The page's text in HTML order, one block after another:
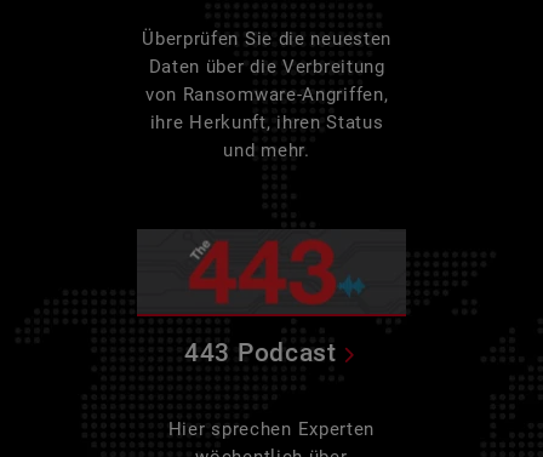
Überprüfen Sie die neuesten
Daten über die Verbreitung
von Ransomware-Angriffen,
ihre Herkunft, ihren Status
und mehr.
443 Podcast
Hier sprechen Experten